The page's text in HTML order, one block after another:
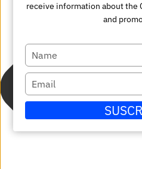
receive information about the
and
Escriba
su
nombre
Escriba
su
correo
electrónico